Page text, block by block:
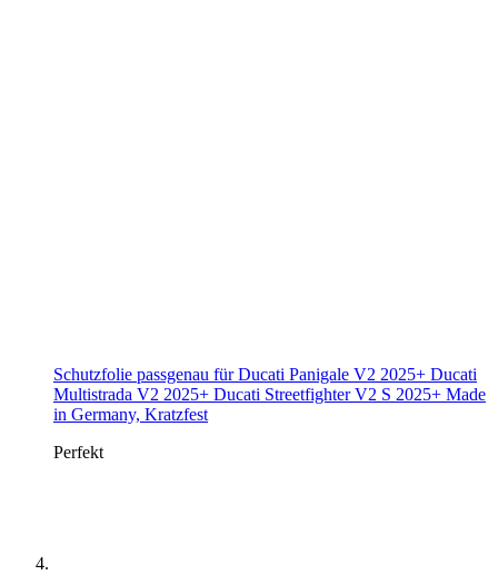
Schutzfolie passgenau für Ducati Panigale V2 2025+ Ducati
Multistrada V2 2025+ Ducati Streetfighter V2 S 2025+ Made
in Germany, Kratzfest
Perfekt